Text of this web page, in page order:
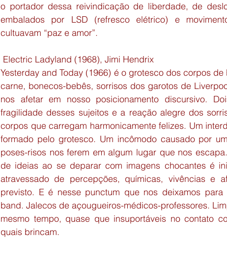
o portador dessa reivindicação de liberdade, de
embalados por LSD (refresco elétrico) e
cultuavam “paz e amor”.
Electric Ladyland (1968), Jimi Hendrix
Yesterday and Today (1966) é o grotesco dos corpos
carne, bonecos-bebês, sorrisos dos garotos de
nos afetar em nosso posicionamento discursivo.
fragilidade desses sujeitos e a reação alegre dos
corpos que carregam harmonicamente felizes. Um
formado pelo grotesco. Um incômodo causado por
poses-risos nos ferem em algum lugar que nos
de ideias ao se deparar com imagens chocantes é
atravessado de percepções, químicas, vivências e
previsto. E é nesse punctum que nos deixamos
band. Jalecos de açougueiros-médicos-professores.
mesmo tempo, quase que insuportáveis no contato
quais brincam.